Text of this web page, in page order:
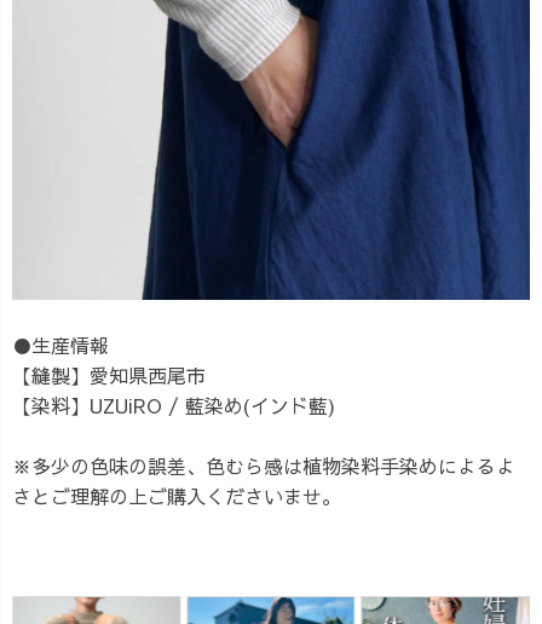
●生産情報
【縫製】愛知県西尾市
【染料】UZUiRO / 藍染め(インド藍)
※多少の色味の誤差、色むら感は植物染料手染めによるよ
さとご理解の上ご購入くださいませ。